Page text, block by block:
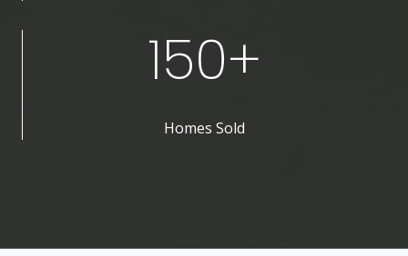
150+
Homes Sold